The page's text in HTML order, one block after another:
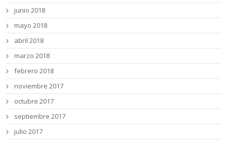
junio 2018
mayo 2018
abril 2018
marzo 2018
febrero 2018
noviembre 2017
octubre 2017
septiembre 2017
julio 2017